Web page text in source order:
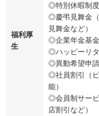
福利厚
生
◎特別休暇制度
◎慶弔見舞金
見舞金など）
◎企業年金基金
◎ハッピーリタ
◎異動希望申
◎社員割引（
能）
◎会員制サー
店割引など）